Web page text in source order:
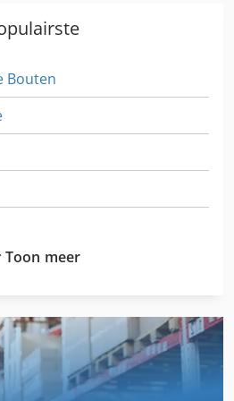
blikjespers, speciale balenpers,
kartonnen pers,
papierbalenpers, afvalpers,
afvalpers, afvalpers ,
Bouten
Toon meer